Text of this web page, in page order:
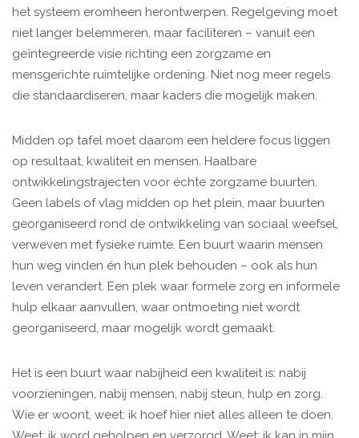
het systeem eromheen herontwerpen. Regelgeving moet
niet langer belemmeren, maar faciliteren – vanuit een
geïntegreerde visie richting een zorgzame en
mensgerichte ruimtelijke ordening. Niet nog meer regels
die standaardiseren, maar kaders die mogelijk maken.
Midden op tafel moet daarom een heldere focus liggen
op resultaat, kwaliteit en mensen. Haalbare
ontwikkelingstrajecten voor échte zorgzame buurten.
Geen labels of vlag midden op het plein, maar buurten
georganiseerd rond de ontwikkeling van sociaal weefsel,
verweven met fysieke ruimte. Een buurt waarin mensen
hun weg vinden én hun plek behouden – ook als hun
leven verandert. Een plek waar formele zorg en informele
hulp elkaar aanvullen, waar ontmoeting niet wordt
georganiseerd, maar mogelijk wordt gemaakt.
Het is een buurt waar nabijheid een kwaliteit is: nabij
voorzieningen, nabij mensen, nabij steun, hulp en zorg.
Wie er woont, weet: ik hoef hier niet alles alleen te doen.